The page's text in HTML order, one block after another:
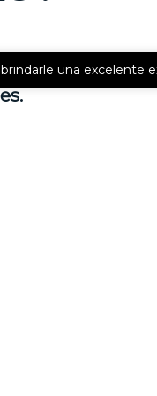
están listos
una excelente